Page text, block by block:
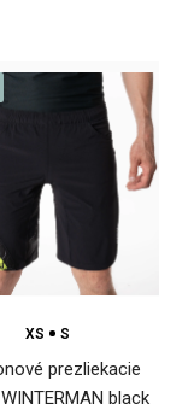
XS S
prezliekacie
black